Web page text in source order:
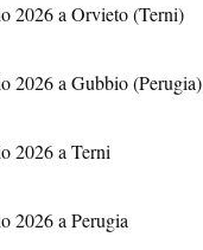
2026 a Orvieto (Terni)
2026 a Gubbio (Perugia)
2026 a Terni
2026 a Perugia